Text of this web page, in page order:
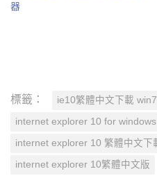
器
標籤： ie10繁體中文下載 win7
internet explorer 10 for
internet explorer 10 繁體中文下
internet explorer 10繁體中文版